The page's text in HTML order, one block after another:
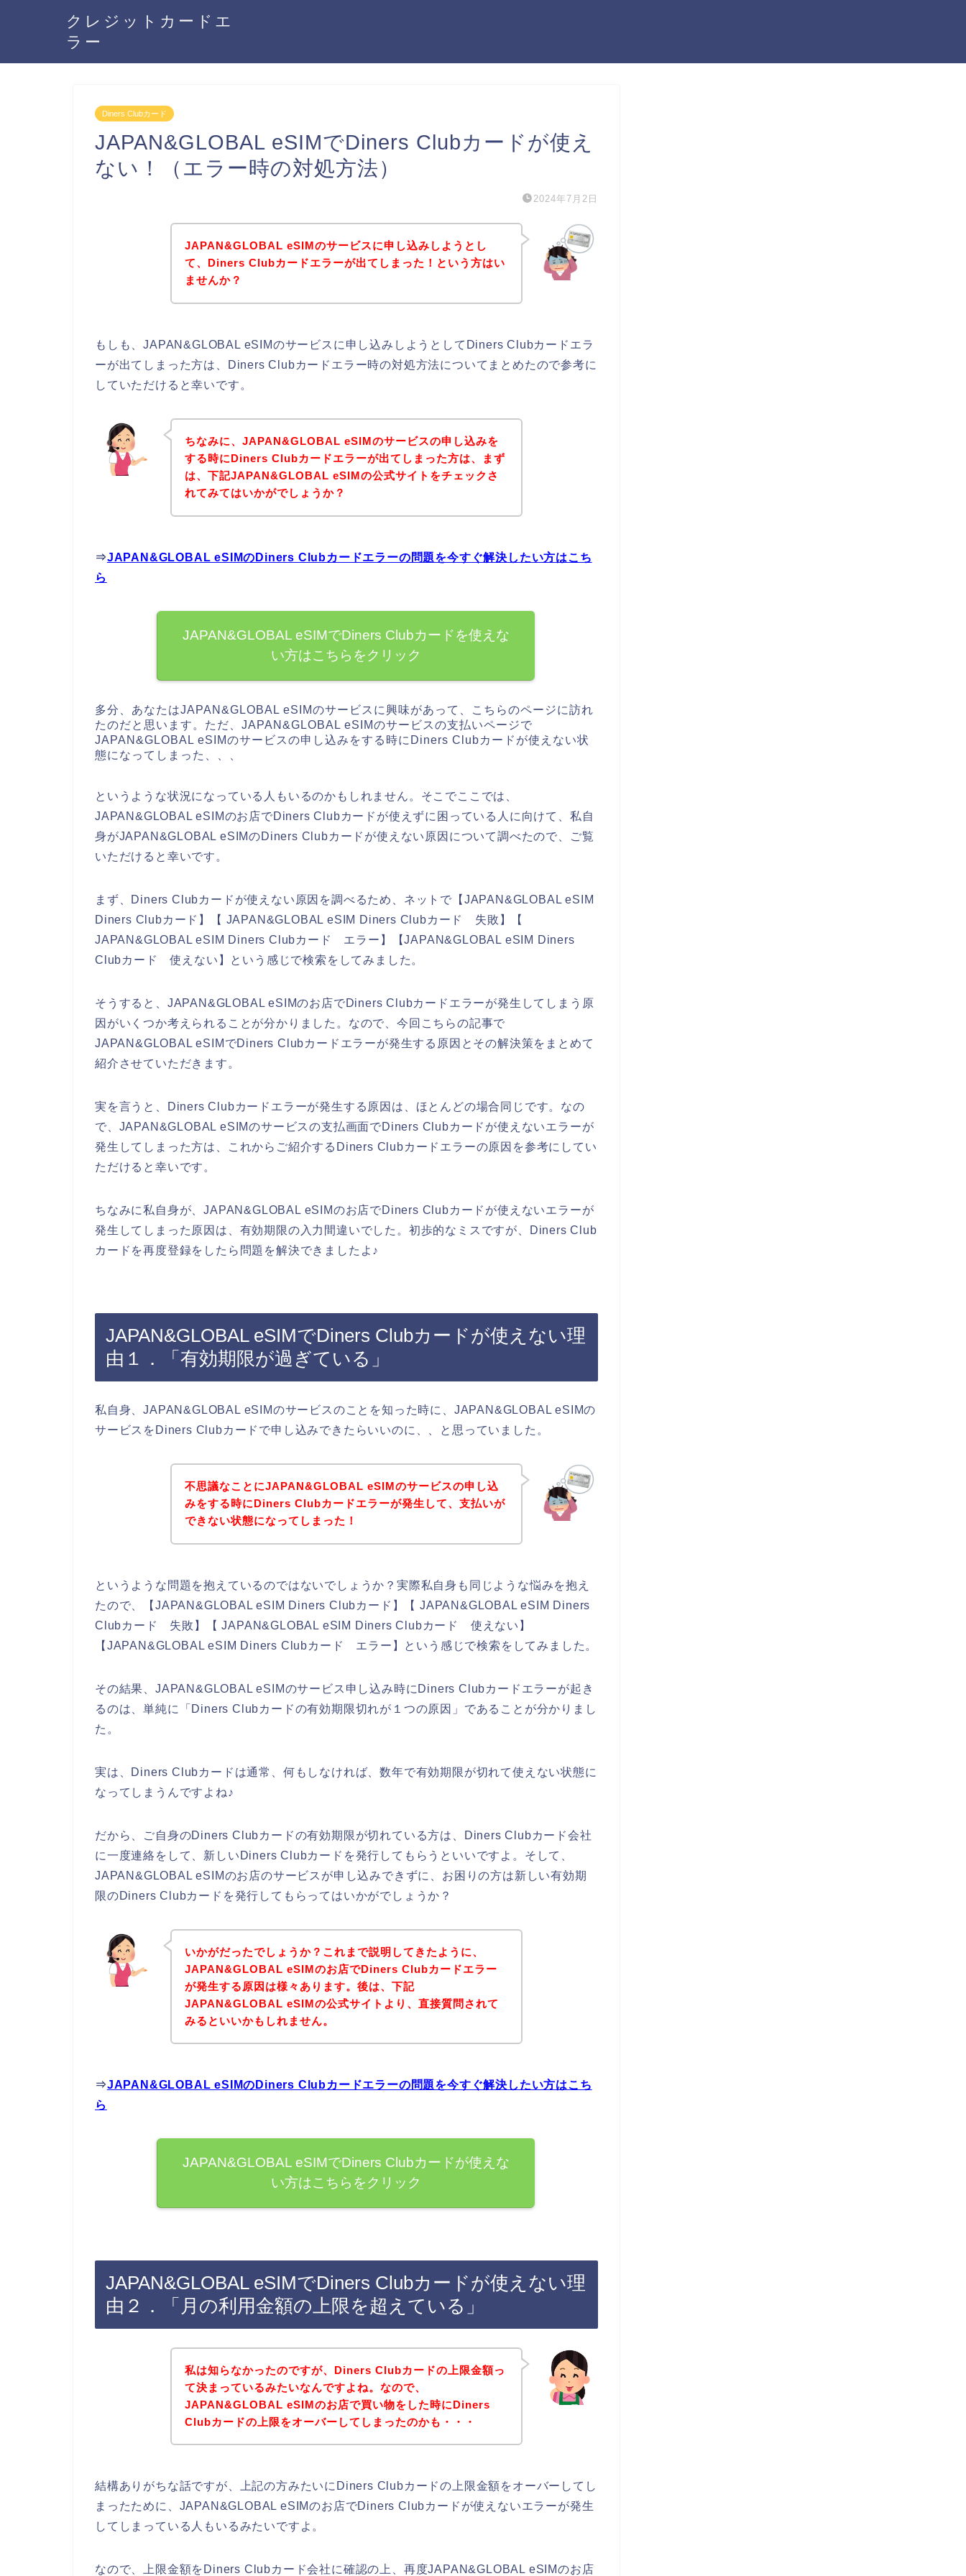
クレジットカードエ
ラー
Diners Clubカード
JAPAN&GLOBAL eSIMでDiners Clubカードが使え
ない！（エラー時の対処方法）
2024年7月2日
JAPAN&GLOBAL eSIMのサービスに申し込みしようとし
て、Diners Clubカードエラーが出てしまった！という方はい
ませんか？
もしも、JAPAN&GLOBAL eSIMのサービスに申し込みしようとしてDiners Clubカードエラ
ーが出てしまった方は、Diners Clubカードエラー時の対処方法についてまとめたので参考に
していただけると幸いです。
ちなみに、JAPAN&GLOBAL eSIMのサービスの申し込みを
する時にDiners Clubカードエラーが出てしまった方は、まず
は、下記JAPAN&GLOBAL eSIMの公式サイトをチェックさ
れてみてはいかがでしょうか？
⇒JAPAN&GLOBAL eSIMのDiners Clubカードエラーの問題を今すぐ解決したい方はこち
ら
JAPAN&GLOBAL eSIMでDiners Clubカードを使えな
い方はこちらをクリック
多分、あなたはJAPAN&GLOBAL eSIMのサービスに興味があって、こちらのページに訪れ
たのだと思います。ただ、JAPAN&GLOBAL eSIMのサービスの支払いページで
JAPAN&GLOBAL eSIMのサービスの申し込みをする時にDiners Clubカードが使えない状
態になってしまった、、、
というような状況になっている人もいるのかもしれません。そこでここでは、
JAPAN&GLOBAL eSIMのお店でDiners Clubカードが使えずに困っている人に向けて、私自
身がJAPAN&GLOBAL eSIMのDiners Clubカードが使えない原因について調べたので、ご覧
いただけると幸いです。
まず、Diners Clubカードが使えない原因を調べるため、ネットで【JAPAN&GLOBAL eSIM
Diners Clubカード】【 JAPAN&GLOBAL eSIM Diners Clubカード 失敗】【
JAPAN&GLOBAL eSIM Diners Clubカード エラー】【JAPAN&GLOBAL eSIM Diners
Clubカード 使えない】という感じで検索をしてみました。
そうすると、JAPAN&GLOBAL eSIMのお店でDiners Clubカードエラーが発生してしまう原
因がいくつか考えられることが分かりました。なので、今回こちらの記事で
JAPAN&GLOBAL eSIMでDiners Clubカードエラーが発生する原因とその解決策をまとめて
紹介させていただきます。
実を言うと、Diners Clubカードエラーが発生する原因は、ほとんどの場合同じです。なの
で、JAPAN&GLOBAL eSIMのサービスの支払画面でDiners Clubカードが使えないエラーが
発生してしまった方は、これからご紹介するDiners Clubカードエラーの原因を参考にしてい
ただけると幸いです。
ちなみに私自身が、JAPAN&GLOBAL eSIMのお店でDiners Clubカードが使えないエラーが
発生してしまった原因は、有効期限の入力間違いでした。初歩的なミスですが、Diners Club
カードを再度登録をしたら問題を解決できましたよ♪
JAPAN&GLOBAL eSIMでDiners Clubカードが使えない理
由１．「有効期限が過ぎている」
私自身、JAPAN&GLOBAL eSIMのサービスのことを知った時に、JAPAN&GLOBAL eSIMの
サービスをDiners Clubカードで申し込みできたらいいのに、、と思っていました。
不思議なことにJAPAN&GLOBAL eSIMのサービスの申し込
みをする時にDiners Clubカードエラーが発生して、支払いが
できない状態になってしまった！
というような問題を抱えているのではないでしょうか？実際私自身も同じような悩みを抱え
たので、【JAPAN&GLOBAL eSIM Diners Clubカード】【 JAPAN&GLOBAL eSIM Diners
Clubカード 失敗】【 JAPAN&GLOBAL eSIM Diners Clubカード 使えない】
【JAPAN&GLOBAL eSIM Diners Clubカード エラー】という感じで検索をしてみました。
その結果、JAPAN&GLOBAL eSIMのサービス申し込み時にDiners Clubカードエラーが起き
るのは、単純に「Diners Clubカードの有効期限切れが１つの原因」であることが分かりまし
た。
実は、Diners Clubカードは通常、何もしなければ、数年で有効期限が切れて使えない状態に
なってしまうんですよね♪
だから、ご自身のDiners Clubカードの有効期限が切れている方は、Diners Clubカード会社
に一度連絡をして、新しいDiners Clubカードを発行してもらうといいですよ。そして、
JAPAN&GLOBAL eSIMのお店のサービスが申し込みできずに、お困りの方は新しい有効期
限のDiners Clubカードを発行してもらってはいかがでしょうか？
いかがだったでしょうか？これまで説明してきたように、
JAPAN&GLOBAL eSIMのお店でDiners Clubカードエラー
が発生する原因は様々あります。後は、下記
JAPAN&GLOBAL eSIMの公式サイトより、直接質問されて
みるといいかもしれません。
⇒JAPAN&GLOBAL eSIMのDiners Clubカードエラーの問題を今すぐ解決したい方はこち
ら
JAPAN&GLOBAL eSIMでDiners Clubカードが使えな
い方はこちらをクリック
JAPAN&GLOBAL eSIMでDiners Clubカードが使えない理
由２．「月の利用金額の上限を超えている」
私は知らなかったのですが、Diners Clubカードの上限金額っ
て決まっているみたいなんですよね。なので、
JAPAN&GLOBAL eSIMのお店で買い物をした時にDiners
Clubカードの上限をオーバーしてしまったのかも・・・
結構ありがちな話ですが、上記の方みたいにDiners Clubカードの上限金額をオーバーしてし
まったために、JAPAN&GLOBAL eSIMのお店でDiners Clubカードが使えないエラーが発生
してしまっている人もいるみたいですよ。
なので、上限金額をDiners Clubカード会社に確認の上、再度JAPAN&GLOBAL eSIMのお店